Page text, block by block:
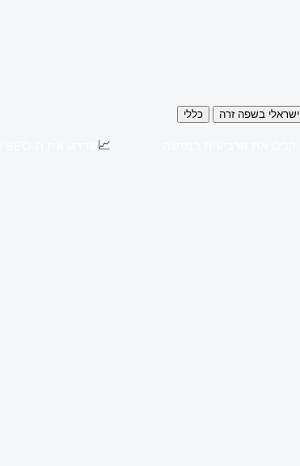
ישראלי בשפה זרה כללי
📈